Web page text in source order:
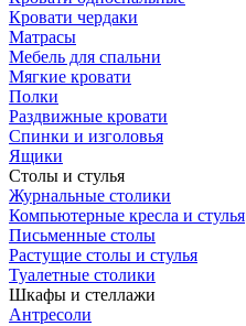
Кровати чердаки
Матрасы
Мебель для спальни
Мягкие кровати
Полки
Раздвижные кровати
Спинки и изголовья
Ящики
Столы и стулья
Журнальные столики
Компьютерные кресла и стулья
Письменные столы
Растущие столы и стулья
Туалетные столики
Шкафы и стеллажи
Антресоли